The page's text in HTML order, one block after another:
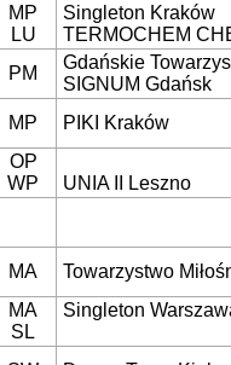
MP Singleton Kraków
LU
TERMOCHEM
PM
Gdańskie
SIGNUM Gdańsk
MP PIKI Kraków
OP
WP
UNIA II Leszno
MA Towarzystwo
MA Singleton
SL